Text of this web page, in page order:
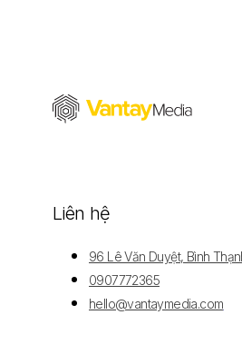
Liên hệ
96 Lê Văn Duyệt, Bình
0907772365
hello@vantaymedia.com